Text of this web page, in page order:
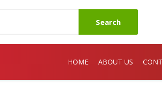
Search
HOME ABOUT US